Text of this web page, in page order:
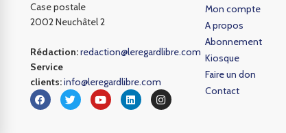
Case postale
2002 Neuchâtel 2
Rédaction:redaction@leregardlibre.com
Service
clients:info@leregardlibre.com
Mon compte
A propos
Abonnement
Kiosque
Faire un don
Contact